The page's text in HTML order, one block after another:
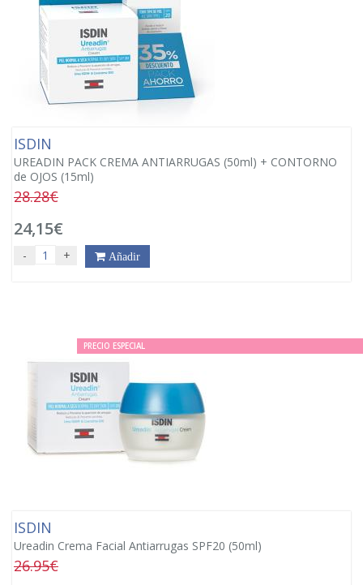
ISDIN
UREADIN PACK CREMA ANTIARRUGAS (50ml) + CONTORNO
de OJOS (15ml)
28.28€
24,15€
- + Añadir
PRECIO ESPECIAL
ISDIN
Ureadin Crema Facial Antiarrugas SPF20 (50ml)
26.95€